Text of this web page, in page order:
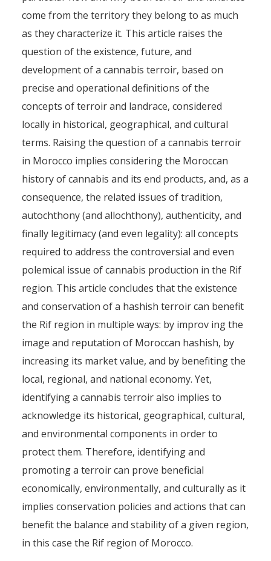
come from the territory they belong to as much
as they characterize it. This article raises the
question of the existence, future, and
development of a cannabis terroir, based on
precise and operational definitions of the
concepts of terroir and landrace, considered
locally in historical, geographical, and cultural
terms. Raising the question of a cannabis terroir
in Morocco implies considering the Moroccan
history of cannabis and its end products, and, as a
consequence, the related issues of tradition,
autochthony (and allochthony), authenticity, and
finally legitimacy (and even legality): all concepts
required to address the controversial and even
polemical issue of cannabis production in the Rif
region. This article concludes that the existence
and conservation of a hashish terroir can benefit
the Rif region in multiple ways: by improv ing the
image and reputation of Moroccan hashish, by
increasing its market value, and by benefiting the
local, regional, and national economy. Yet,
identifying a cannabis terroir also implies to
acknowledge its historical, geographical, cultural,
and environmental components in order to
protect them. Therefore, identifying and
promoting a terroir can prove beneficial
economically, environmentally, and culturally as it
implies conservation policies and actions that can
benefit the balance and stability of a given region,
in this case the Rif region of Morocco.